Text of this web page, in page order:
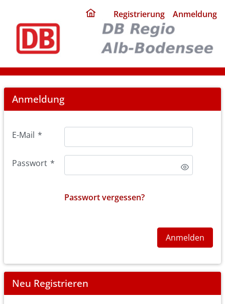
home
page
Registrierung Anmeldung
Login
Anmeldung
E-Mail *
Passwort *
Passwort vergessen?
Anmelden
Neu Registrieren